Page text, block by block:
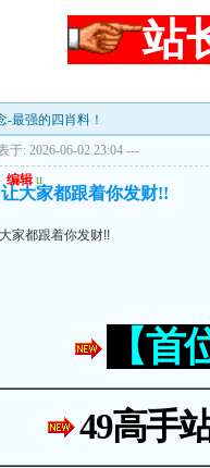
站
-最强的四肖料！
于: 2026-06-02 23:04 ---
编辑 u
大家都跟着你发财!!
家都跟着你发财!!
【
49高手